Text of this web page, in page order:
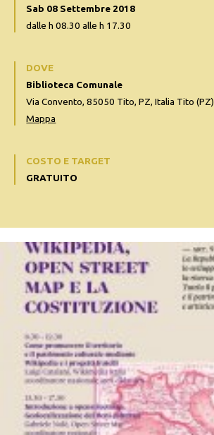
Sab 08 Settembre 2018
dalle h 08.30 alle h 17.30
DOVE
Biblioteca Comunale
Via Convento, 85050 Tito, PZ, Italia Tito (PZ)
Mappa
COSTO E TARGET
GRATUITO